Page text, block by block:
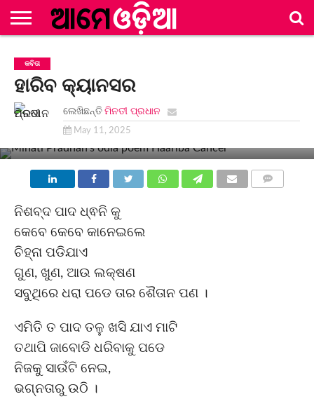
ପୃଷ୍ଠା
ବିଭାଗ
ସଂକଳନ
ଲେଖିକା/
ଲେଖକ
ମଣ୍ଡଳୀ
ନିୟମାବଳୀ
ସମ୍ପାଦକୀୟ
ମଣ୍ଡଳୀ
ବିଜ୍ଞାପନ
ଯୋଗାଯୋଗ
କବିତା
ହାରିବ କ୍ୟାନସର
ଲେଖିଛନ୍ତି ମିନତୀ ପ୍ରଧାନ
May 11, 2025
ନିଶବ୍ଦ ପାଦ ଧ୍ଵନି କୁ
କେବେ କେବେ କାନେଇଲେ
ଚିହ୍ନା ପଡିଯାଏ
ଗୁଣ, ଖୁଣ, ଆଉ ଲକ୍ଷଣ
ସବୁଥିରେ ଧରା ପଡେ ତାର ଶୈତାନ ପଣ ।
ଏମିତି ତ ପାଦ ତଳୁ ଖସି ଯାଏ ମାଟି
ତଥାପି ଜାବୋଡି ଧରିବାକୁ ପଡେ
ନିଜକୁ ସାଉଁଟି ନେଇ,
ଭଗ୍ନତାରୁ ଉଠି ।